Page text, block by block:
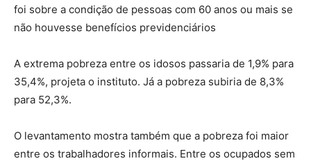
foi sobre a condição de pessoas com 60 anos ou mais se
não houvesse benefícios previdenciários
A extrema pobreza entre os idosos passaria de 1,9% para
35,4%, projeta o instituto. Já a pobreza subiria de 8,3%
para 52,3%.
O levantamento mostra também que a pobreza foi maior
entre os trabalhadores informais. Entre os ocupados sem